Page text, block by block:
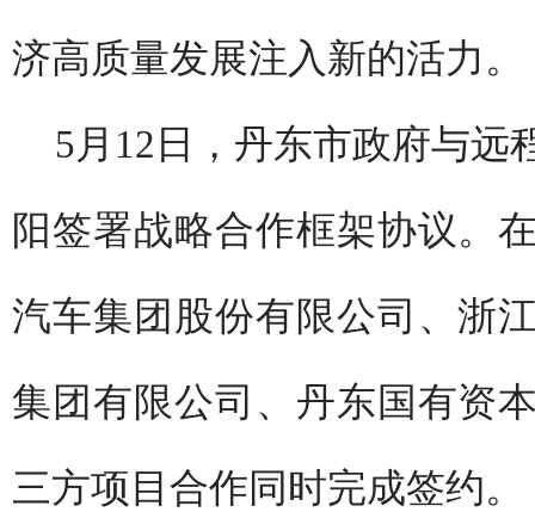
济高质量发展注入新的活力。
5月12日，丹东市政府与远
阳签署战略合作框架协议。
汽车集团股份有限公司、浙
集团有限公司、丹东国有资
三方项目合作同时完成签约。